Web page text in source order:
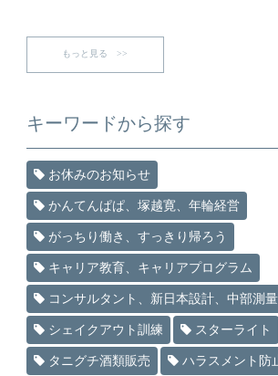
もっと見る >>
キーワードから探す
お休みのお知らせ
かんてんぱぱ、塚越寛、年輪経営
がっちり働き、すっきり帰ろう
キャリア教育、キャリアプログラム
コンサルタント、新日本設計、中部測
シェイクアウト訓練 スターライト
タニグチ酒類販売 ハラスメント防